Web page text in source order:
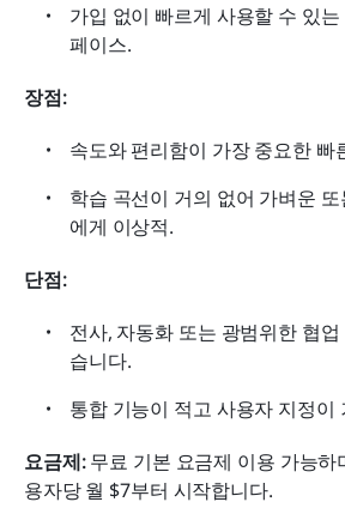
가입 없이 빠르게 사용할 수 있
페이스.
장점:
속도와 편리함이 가장 중요한 빠
학습 곡선이 거의 없어 가벼운
에게 이상적.
단점:
전사, 자동화 또는 광범위한 협
습니다.
통합 기능이 적고 사용자 지정이
요금제: 무료 기본 요금제 이용 가능
용자당 월 $7부터 시작합니다.